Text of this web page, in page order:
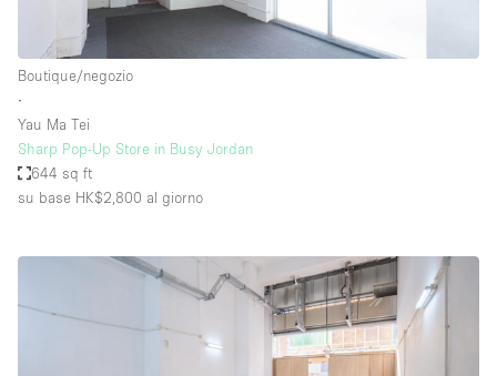
Boutique/negozio
∙
Yau Ma Tei
Sharp Pop-Up Store in Busy Jordan
644 sq ft
su base HK$2,800 al giorno